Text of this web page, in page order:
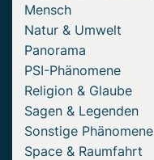
Mensch
Natur & Umwelt
Panorama
PSI-Phänomene
Religion & Glaube
Sagen & Legenden
Sonstige Phänomene
Space & Raumfahrt